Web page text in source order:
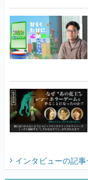
インタビューの記事